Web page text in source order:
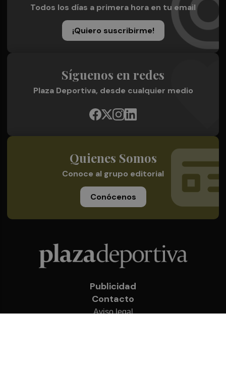
Todos los días a primera hora en tu email
¡Quiero suscribirme!
Síguenos en redes
Plaza Deportiva, desde cualquier medio
Quienes Somos
Conoce al grupo editorial
Conócenos
Publicidad
Contacto
Aviso legal